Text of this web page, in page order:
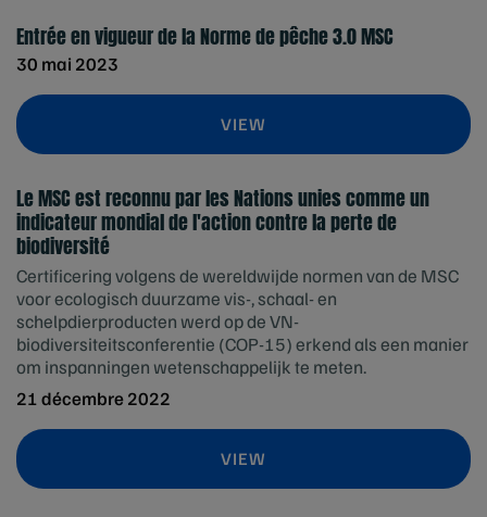
Entrée en vigueur de la Norme de pêche 3.0 MSC
30 mai 2023
VIEW
Le MSC est reconnu par les Nations unies comme un
indicateur mondial de l'action contre la perte de
biodiversité
Certificering volgens de wereldwijde normen van de MSC
voor ecologisch duurzame vis-, schaal- en
schelpdierproducten werd op de VN-
biodiversiteitsconferentie (COP-15) erkend als een manier
om inspanningen wetenschappelijk te meten.
21 décembre 2022
VIEW